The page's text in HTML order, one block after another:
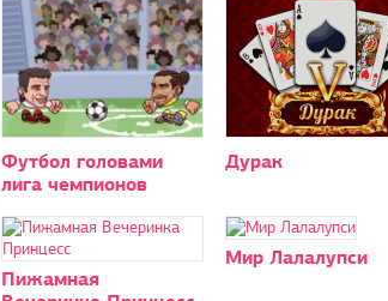
Футбол головами
лига чемпионов
Дурак
Пижамная
Мир Лалалупси